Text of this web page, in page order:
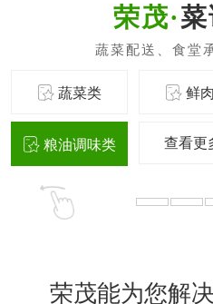
蔬菜类 鲜
粮油调味类 查看更
荣茂能为您解决